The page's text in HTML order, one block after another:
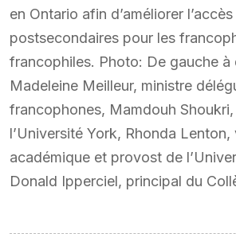
en Ontario afin d’améliorer
postsecondaires pour les
francophiles. Photo: De gauche à
Madeleine Meilleur, ministre
francophones, Mamdouh
l’Université York, Rhonda
académique et provost de
Donald Ipperciel, principal du